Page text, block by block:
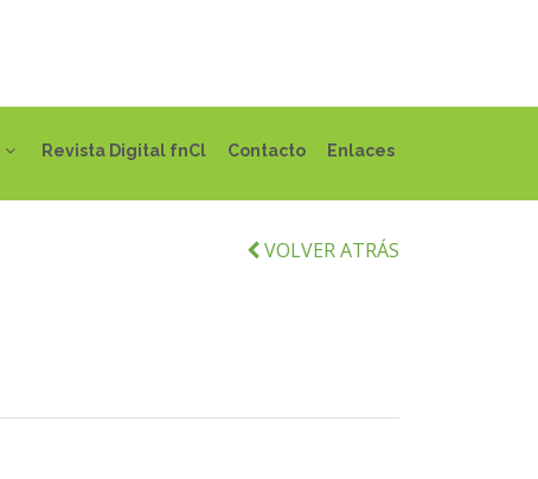
Revista Digital fnCl Contacto Enlaces
VOLVER ATRÁS